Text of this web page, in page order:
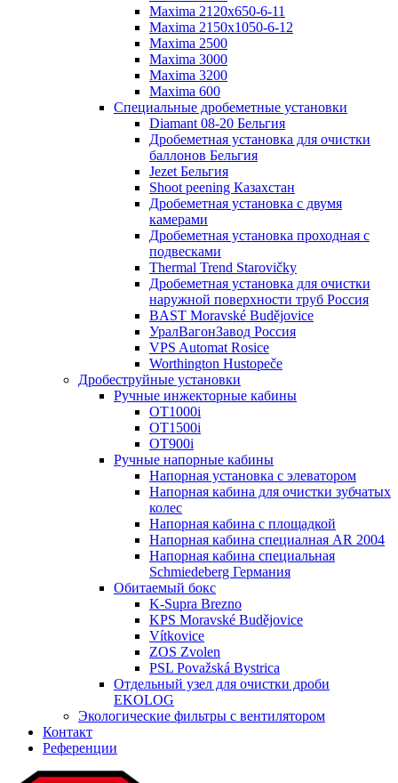
Maxima 2120x650-6-11
Maxima 2150x1050-6-12
Maxima 2500
Maxima 3000
Maxima 3200
Maxima 600
Специальные дробеметные установки
Diamant 08-20 Бельгия
Дробеметная установка для очистки
баллонов Бельгия
Jezet Бельгия
Shoot peening Казахстан
Дробеметная установка с двумя
камерами
Дробеметная установка проходная с
подвесками
Thermal Trend Starovičky
Дробеметная установка для очистки
наружной поверхности труб Россия
BAST Moravské Budějovice
УралВагонЗавод Россия
VPS Automat Rosice
Worthington Hustopeče
Дробеструйные установки
Ручные инжекторные кабины
OT1000i
OT1500i
OT900i
Ручные напорные кабины
Напорная установка с элеватором
Напорная кабина для очистки зубчатых
колес
Напорная кабина с площадкой
Напорная кабина специалная AR 2004
Напорная кабина специальная
Schmiedeberg Германия
Обитаемый бокс
K-Supra Brezno
KPS Moravské Budějovice
Vítkovice
ZOS Zvolen
PSL Považská Bystrica
Отдельный узел для очистки дроби
EKOLOG
Экологические фильтры с вентилятором
Контакт
Референции